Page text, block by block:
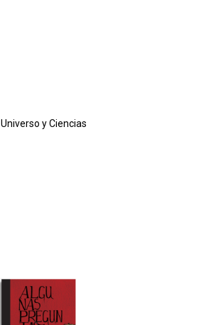
Universo y Ciencias